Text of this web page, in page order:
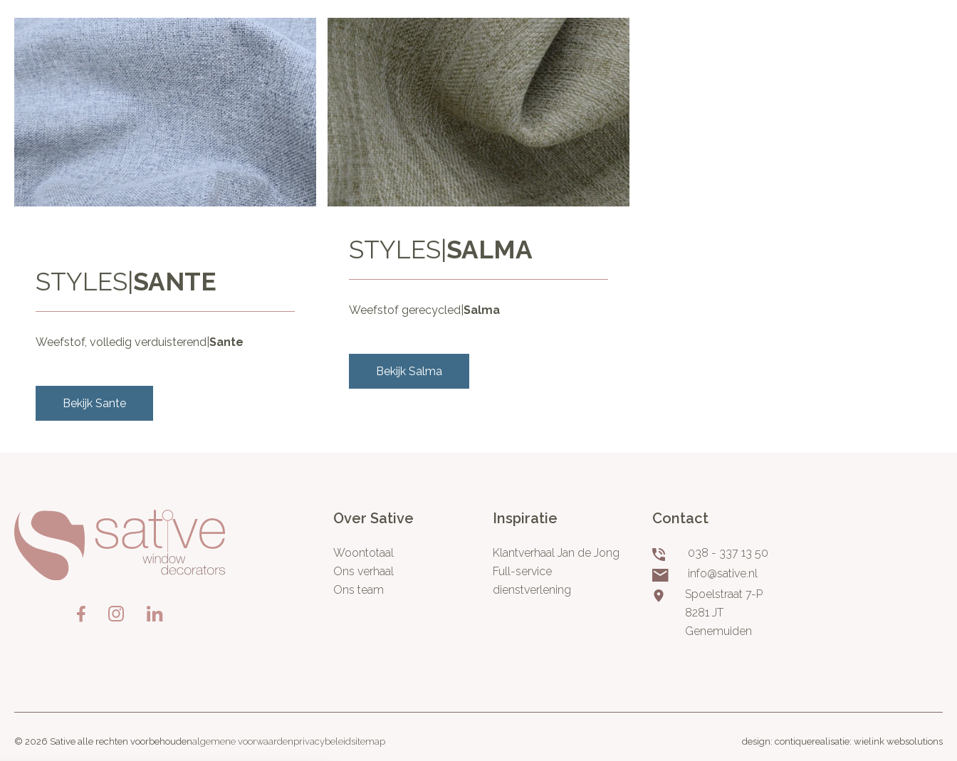
STYLES SANTE
Weefstof, volledig verduisterend Sante
Bekijk Sante
STYLES|SALMA
Weefstof gerecycled Salma
Bekijk Salma
Over Sative
Woontotaal
Ons verhaal
Ons team
Inspiratie
Klantverhaal Jan de Jong
Full-service
dienstverlening
Contact
038 - 337 13 50
info@sative.nl
Spoelstraat 7-P
8281 JT
Genemuiden
© 2026 Sative alle rechten voorbehoudenalgemene voorwaardenprivacybeleidsitemap design: contiquerealisatie: wielink websolutions